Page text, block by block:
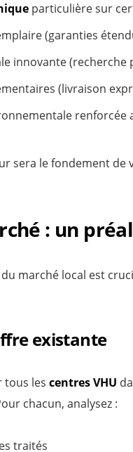
particulière sur
(garanties
innovante (recherche
(livraison
renforcée
sera le fondement
: un
marché local est
existante
tous les centres VHU
chacun, analysez :
traités